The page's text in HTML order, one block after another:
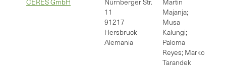
11
91217
Hersbruck
Alemania
Majanja;
Musa
Kalungi;
Paloma
Reyes; Marko
Tarandek